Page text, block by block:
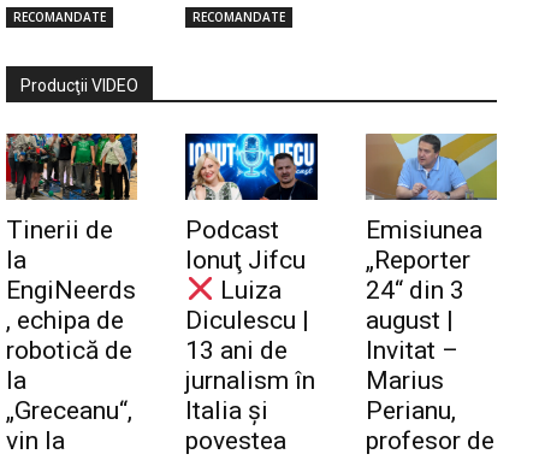
RECOMANDATE RECOMANDATE
Producţii VIDEO
Tinerii de
la
EngiNeerds
, echipa de
robotică de
la
„Greceanu“,
vin la
Podcast
Ionuţ Jifcu
Luiza
Diculescu |
13 ani de
jurnalism în
Italia și
povestea
Emisiunea
„Reporter
24“ din 3
august |
Invitat –
Marius
Perianu,
profesor de